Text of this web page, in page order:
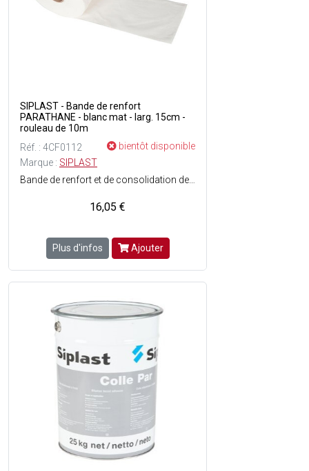
SIPLAST - Bande de renfort
PARATHANE - blanc mat - larg. 15cm -
rouleau de 10m
Réf. : 4CF0112
bientôt disponible
Marque : SIPLAST
16,05 €
Plus d'infos Ajouter